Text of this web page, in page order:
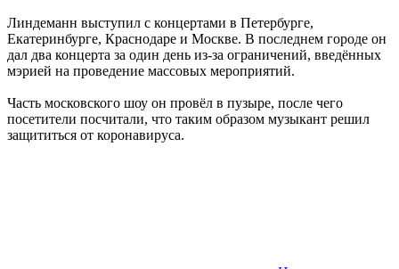
Линдеманн выступил с концертами в Петербурге,
Екатеринбурге, Краснодаре и Москве. В последнем городе он
дал два концерта за один день из-за ограничений, введённых
мэрией на проведение массовых мероприятий.
Часть московского шоу он провёл в пузыре, после чего
посетители посчитали, что таким образом музыкант решил
защититься от коронавируса.